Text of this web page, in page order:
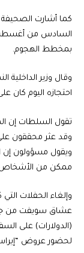
كما أشارت الصحيفة
السادس من
بمخطط الهجوم.
وقال وزير الداخلية
احتجازه اليوم كان
تقول السلطات إن
وقد عثر محققون
ويقول مسؤولون إن
ممكن من الأشخاص
وإلغاء الحفلات
عشاق سويفت من
(الدولارات) على
لحضور عروض